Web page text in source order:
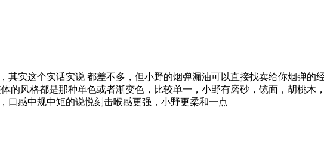
其实这个实话实说 都差不多，但小野的烟弹漏油可以直接找卖给你烟弹的
的风格都是那种单色或者渐变色，比较单一，小野有磨砂，镜面，胡桃木
口感中规中矩的说悦刻击喉感更强，小野更柔和一点